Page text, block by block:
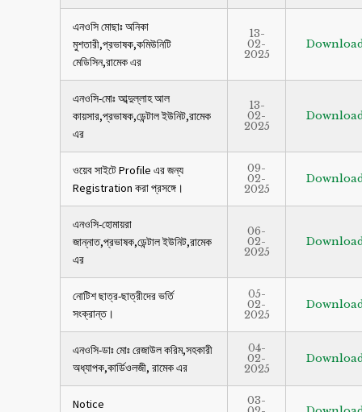
এনওসি মোছাঃ অনিকা
মুশতারী,প্রভাষক,কমিউনিটি
মেডিসিন,রামেক এর
13-
02-
2025
এনওসি-মোঃ আব্দুল্লাহ আল
কায়সার,প্রভাষক,ডেন্টাল ইউনিট,রামেক
এর
13-
02-
2025
ওয়েব সাইটে Profile এর জন্য
Registration করা প্রসঙ্গে।
09-
02-
2025
এনওসি-হোমায়রা
জান্নাত,প্রভাষক,ডেন্টাল ইউনিট,রামেক
এর
06-
02-
2025
নোটিশ ছাত্র-ছাত্রীদের ভর্তি
সংক্রান্ত।
05-
02-
2025
এনওসি-ডাঃ মোঃ রেজাউল করিম,সহকারী
অধ্যাপক,কার্ডিওলজী, রামেক এর
04-
02-
2025
Notice 03-